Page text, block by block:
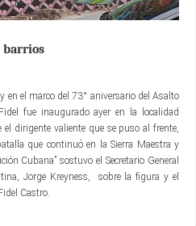
barrios
en el marco del 73° aniversario del Asalto
fue inaugurado ayer en la localidad
el dirigente valiente que se puso al frente,
que continuó en la Sierra Maestra y
Cubana” sostuvo el Secretario General
Jorge Kreyness, sobre la figura y el
Castro.